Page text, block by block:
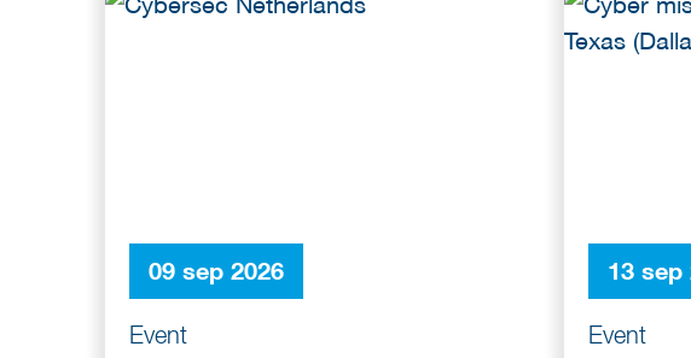
09 sep 2026
Event
13 sep
Event